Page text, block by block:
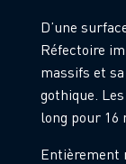
D’une
Réfectoire
massifs et
gothique.
long pour 16
Entièrement